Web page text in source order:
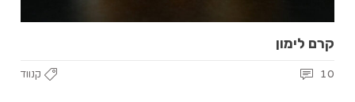
קרם לימון
קנווד 10